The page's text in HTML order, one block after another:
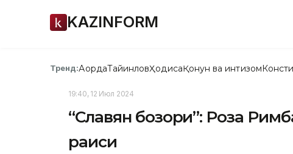
KAZINFORM
Тренд:АқордаТайинловҲодисаҚонун ва интизом
19:40, 12 Июл 2024
“Славян бозори”: Роза
раиси